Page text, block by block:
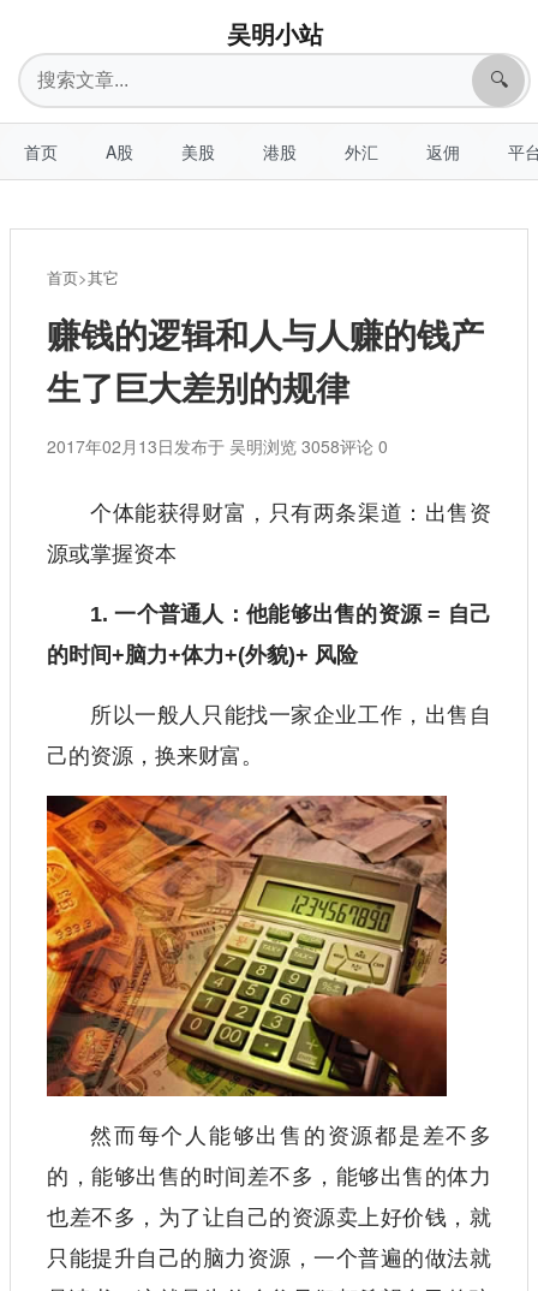
吴明小站
搜
索
🔍
首页 A股 美股 港股 外汇 返佣 平
首页>其它
赚钱的逻辑和人与人赚的钱产
生了巨大差别的规律
2017年02月13日发布于 吴明浏览 3058评论 0
个体能获得财富，只有两条渠道：出售资
源或掌握资本
1. 一个普通人：他能够出售的资源 = 自己
的时间+脑力+体力+(外貌)+ 风险
所以一般人只能找一家企业工作，出售自
己的资源，换来财富。
然而每个人能够出售的资源都是差不多
的，能够出售的时间差不多，能够出售的体力
也差不多，为了让自己的资源卖上好价钱，就
只能提升自己的脑力资源，一个普遍的做法就